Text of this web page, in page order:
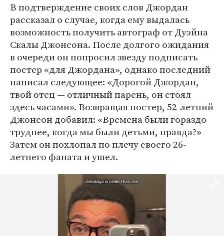
В подтверждение своих слов Джордан
рассказал о случае, когда ему выдалась
возможность получить автограф от Дуэйна
Скалы Джонсона. После долгого ожидания
в очереди он попросил звезду подписать
постер «для Джордана», однако последний
написал следующее: «Дорогой Джордан,
твой отец — отличный парень, он стоял
здесь часами». Возвращая постер, 52-летний
Джонсон добавил: «Времена были гораздо
труднее, когда мы были детьми, правда?»
Затем он похлопал по плечу своего 26-
летнего фаната и ушел.